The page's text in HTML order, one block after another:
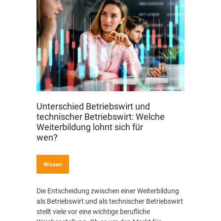
Unterschied Betriebswirt und
technischer Betriebswirt: Welche
Weiterbildung lohnt sich für
wen?
Wissen
Die Entscheidung zwischen einer Weiterbildung
als Betriebswirt und als technischer Betriebswirt
stellt viele vor eine wichtige berufliche